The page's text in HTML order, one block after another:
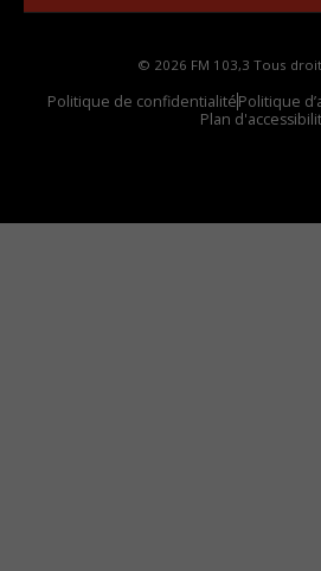
© 2026 FM 103,3 Tous
Politique de confidentialitéPolitique
Plan